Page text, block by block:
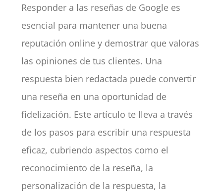
Responder a las reseñas de Google es
esencial para mantener una buena
reputación online y demostrar que valoras
las opiniones de tus clientes. Una
respuesta bien redactada puede convertir
una reseña en una oportunidad de
fidelización. Este artículo te lleva a través
de los pasos para escribir una respuesta
eficaz, cubriendo aspectos como el
reconocimiento de la reseña, la
personalización de la respuesta, la